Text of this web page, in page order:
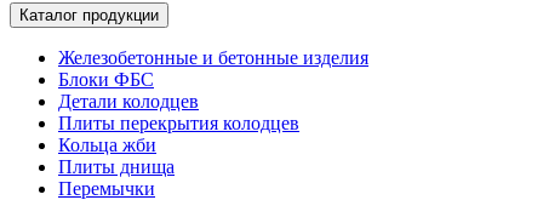
Каталог продукции
Железобетонные и бетонные изделия
Блоки ФБС
Детали колодцев
Плиты перекрытия колодцев
Кольца жби
Плиты днища
Перемычки